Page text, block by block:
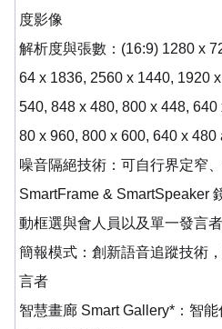
度影像
解析度與張數：(16:9) 1280 x
64 x 1836, 2560 x 1440, 1920
540, 848 x 480, 800 x 448,
80 x 960, 800 x 600, 640 x 480
噪音隔絕技術：可自行界定窄
SmartFrame & SmartSpeaker
動框選與會人員以及單一發言
簡報模式：創新語音追蹤技術
言者
智慧畫廊 Smart Gallery*：智